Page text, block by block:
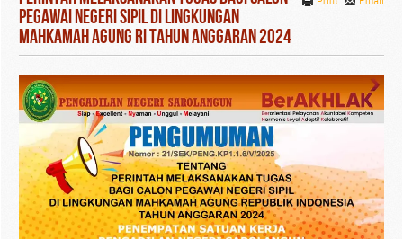
Pegawai Negeri Sipil di Lingkungan
Mahkamah Agung RI Tahun Anggaran 2024